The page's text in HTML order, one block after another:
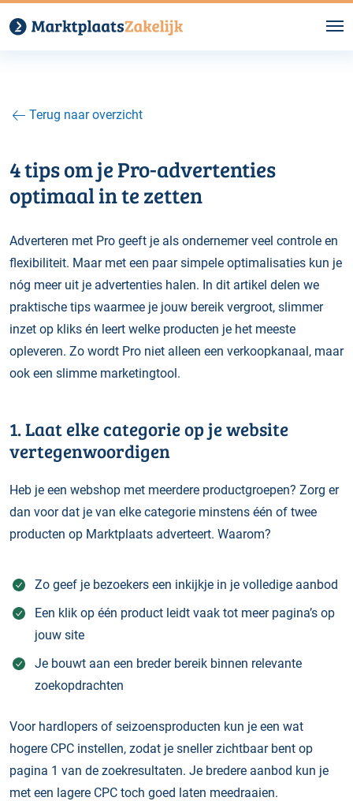
Terug naar overzicht
4 tips om je Pro-advertenties
optimaal in te zetten
Adverteren met Pro geeft je als ondernemer veel controle en
flexibiliteit. Maar met een paar simpele optimalisaties kun je
nóg meer uit je advertenties halen. In dit artikel delen we
praktische tips waarmee je jouw bereik vergroot, slimmer
inzet op kliks én leert welke producten je het meeste
opleveren. Zo wordt Pro niet alleen een verkoopkanaal, maar
ook een slimme marketingtool.
1. Laat elke categorie op je website
vertegenwoordigen
Heb je een webshop met meerdere productgroepen? Zorg er
dan voor dat je van elke categorie minstens één of twee
producten op Marktplaats adverteert. Waarom?
Zo geef je bezoekers een inkijkje in je volledige aanbod
Een klik op één product leidt vaak tot meer pagina’s op
jouw site
Je bouwt aan een breder bereik binnen relevante
zoekopdrachten
Voor hardlopers of seizoensproducten kun je een wat
hogere CPC instellen, zodat je sneller zichtbaar bent op
pagina 1 van de zoekresultaten. Je bredere aanbod kun je
met een lagere CPC toch goed laten meedraaien.